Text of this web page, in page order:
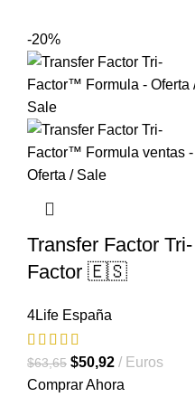
-20%
Transfer Factor Tri-
Factor 🇪🇸
4Life España
$63,65 El
precio
$50,92 El
precio
Euros
Comprar Ahora